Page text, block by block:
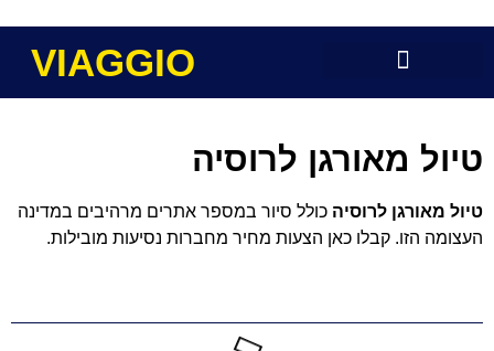
VIAGGIO
טיול מאורגן לרוסיה
טיול מאורגן לרוסיה כולל סיור במספר אתרים מרהיבים במדינה
העצומה הזו. קבלו כאן הצעות מחיר מחברות נסיעות מובילות.